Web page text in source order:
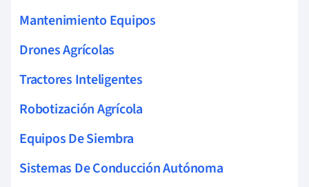
Mantenimiento Equipos
Drones Agrícolas
Tractores Inteligentes
Robotización Agrícola
Equipos De Siembra
Sistemas De Conducción Autónoma